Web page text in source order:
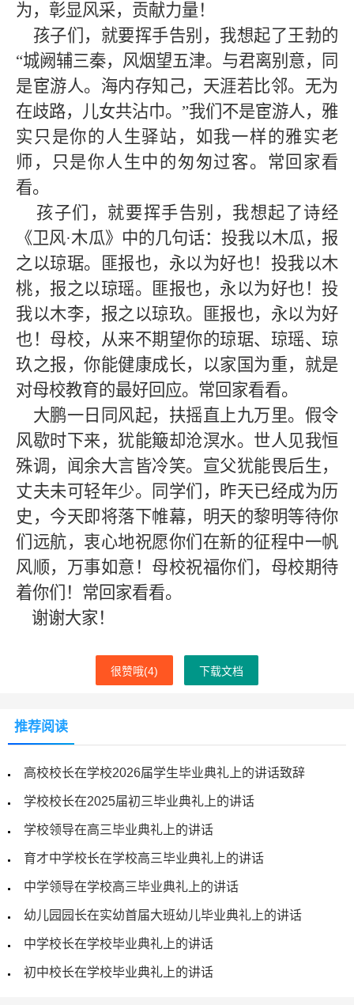
为，彰显风采，贡献力量！
孩子们，就要挥手告别，我想起了王勃的
“城阙辅三秦，风烟望五津。与君离别意，同
是宦游人。海内存知己，天涯若比邻。无为
在歧路，儿女共沾巾。”我们不是宦游人，雅
实只是你的人生驿站，如我一样的雅实老
师，只是你人生中的匆匆过客。常回家看
看。
孩子们，就要挥手告别，我想起了诗经
《卫风·木瓜》中的几句话：投我以木瓜，报
之以琼琚。匪报也，永以为好也！投我以木
桃，报之以琼瑶。匪报也，永以为好也！投
我以木李，报之以琼玖。匪报也，永以为好
也！母校，从来不期望你的琼琚、琼瑶、琼
玖之报，你能健康成长，以家国为重，就是
对母校教育的最好回应。常回家看看。
大鹏一日同风起，扶摇直上九万里。假令
风歇时下来，犹能簸却沧溟水。世人见我恒
殊调，闻余大言皆冷笑。宣父犹能畏后生，
丈夫未可轻年少。同学们，昨天已经成为历
史，今天即将落下帷幕，明天的黎明等待你
们远航，衷心地祝愿你们在新的征程中一帆
风顺，万事如意！母校祝福你们，母校期待
着你们！常回家看看。
谢谢大家！
很赞哦(4) 下载文档
推荐阅读
高校校长在学校2026届学生毕业典礼上的讲话致辞
学校校长在2025届初三毕业典礼上的讲话
学校领导在高三毕业典礼上的讲话
育才中学校长在学校高三毕业典礼上的讲话
中学领导在学校高三毕业典礼上的讲话
幼儿园园长在实幼首届大班幼儿毕业典礼上的讲话
中学校长在学校毕业典礼上的讲话
初中校长在学校毕业典礼上的讲话